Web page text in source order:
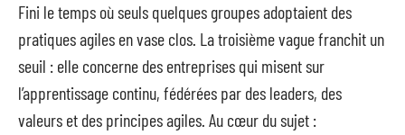
Fini le temps où seuls quelques groupes adoptaient des
pratiques agiles en vase clos. La troisième vague franchit un
seuil : elle concerne des entreprises qui misent sur
l’apprentissage continu, fédérées par des leaders, des
valeurs et des principes agiles. Au cœur du sujet :